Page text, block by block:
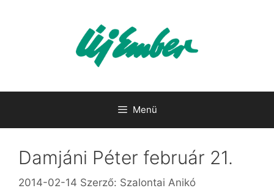
Menü
Damjáni Péter február 21.
2014-02-14 Szerző: Szalontai Anikó